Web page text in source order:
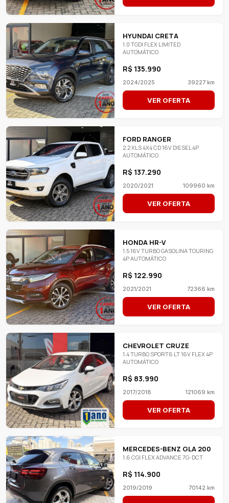
HYUNDAI CRETA
1.0 TGDI FLEX LIMITED
AUTOMÁTICO
R$ 135.990
2024/2025 39227 km
VER OFERTA
FORD RANGER
2.2 XLS 4X4 CD 16V DIESEL 4P
AUTOMÁTICO
R$ 137.290
2020/2021 109960 km
VER OFERTA
HONDA HR-V
1.5 16V TURBO GASOLINA TOURING
4P AUTOMÁTICO
R$ 122.990
2021/2021 72366 km
VER OFERTA
CHEVROLET CRUZE
1.4 TURBO SPORT6 LT 16V FLEX 4P
AUTOMÁTICO
R$ 83.990
2017/2018 121069 km
VER OFERTA
MERCEDES-BENZ GLA 200
1.6 CGI FLEX ADVANCE 7G-DCT
R$ 114.900
2019/2019 70142 km